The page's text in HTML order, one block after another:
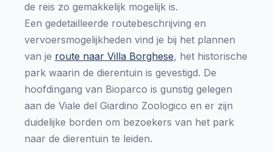
de reis zo gemakkelijk mogelijk is.
Een gedetailleerde routebeschrijving en
vervoersmogelijkheden vind je bij het plannen
van je route naar Villa Borghese, het historische
park waarin de dierentuin is gevestigd. De
hoofdingang van Bioparco is gunstig gelegen
aan de Viale del Giardino Zoologico en er zijn
duidelijke borden om bezoekers van het park
naar de dierentuin te leiden.